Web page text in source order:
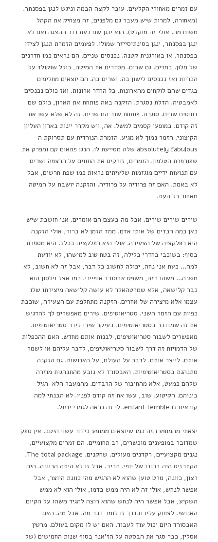
עם זמרים מאחורי הקלעים. עובר לקצה הבמה וניגש לנגן בפסנתר.
(מאחורה, למרות שיש מעבר גם מלפנים, זה מצחיק את הקהל
משום מה. אולי זה מוקלט). הוא ינגן שם כעת רוב ההצגה ואם לא
ינגן בפסנתר, ינגן בסינתיסייזר שמולו. לפעמים הזמרת תנגן לצידו
בפסנתר. או באורגנית קטנה. נכנסים שניים. הם נראים כמו חדרנים
של מלון. במדים. גם שרים. מסדרים את המיטה, כולל שוקולד על
הכריות ואז נכנסים לישון בה. ושרים בה. הם יוצאים מחליפים
בגדים שהם לוקחים מהארונות. כל החדר ארונות. ואז כולם נכנסים
לאמבטיה. הדלת נסגרת. הזקנה באה פותחת את הארון, כולם שם
דחוסים שרים. סוגרת. פותחת שוב הם שרים. זה לא שלא עשו את
זה קודם. במופעי קסמים למשל. אה, ויש מקרר יינות בארון העליון
הקיצוני. הזמר נמוך לא מגיע. הזמרת הנורדית עם תסרוקת ה-
absolutely fabulous שלה מסייעת לו. הנגן פתאום קם ומפרק את
שפורפרת הטלפון. הזמרים, זורקים את התווים על הרצפה ושרים
עם תנועות ידיים מוגזמות שלעיתים נראות כמו שפת חרשים, אבל
לא באמת. האם זה פרודיה על פרודיה. והזקנה יושבת על המיטה
מאחור כל העת.
שירים שירים שירים. אבל מה בעצם הם אומרים. אני חושבת שיש
כאן כמה רבדים של אותו אדם. ממד הזמן לא ברור, אולי הזקנה
היא רפלקציה של הצעירה. אולי היא רפלקציה בכלל. היא מספרת
בסוף: בשוכבי בחדרי בלילה, זה בטח טוב למישהו, לא יודעת
למה… כעת אני נחה, יכולה לחשוב כל דבר, אבל זה לא חשוב, לא
משנה… משהו כזה, משפט אבסורד אופייני. כמו אצל וילסון הוא
כבר קלישאה, אלא שמרטהאלר לא עושה קלישאה מיצירתו שלו
עצמו אלא מיצירה של אחרים. הזקנה מתחלפת עם הצעירה, שוכבת
כפיות עם הזמר השני. סטריאוטיפים. שירים מאפשרים לך להדגיש
את זה שמדובר בסטריאוטיפים. בעיקר שירי לידר סטריאוטיפים.
מאפשרים לשבור סטריאוטיפים, לבנות אותם מחדש. האם ההכפלות
של הדמויות זה דרך לשבור סטריאוטיפים, לדבר עליהם או לשמר
אותם. לייצר אותם. לדבר על העולם, על האנושות. גם הזקנה
מתנהגת בסטריאוטיפיות. האבסורד לא נובע מהתנהגות מוזרה
שלהם כמעט, אלא מהחיבור של הרבדים. מהמעבר הלא-רגיל
ביניהם. הקיטוע. שוב, עשו את זה קודם לפניו. לא הבנתי למה
קוראים לו enfant terrible. לי זה נראה לגמרי יוזול.
יצאתי מהמופע הזה כמו שיוצאים ממופע בידור עשוי היטב. אין ספק
שמדובר במופענים מוכשרים, רב תחומיים. הם זמרים מקצועיים,
נגנים מקצועיים, רקדנים מעולים. שחקנים. The total package.
הקתרזיס היה ברובו של יופי. חביב. אבל זו לא היתה הכוונה. היה
רצון, כוונה, מרט טוען שהוא לא הרגיש מהי כוונת היוצר, אבל
אפשר לנחש, אולי זה לא היה ממש בדמו, אולי הוא לא ממש
השקיע, אבל אפשר היה לנחש שהוא רוצה להגיד משהו על הקיום
האנושי. לצחוק עליו ובדרך זו לומר דבר מה. אבל מה. האם
האבסורד היום יכול עוד לעבוד. האם יש לו מקום בעולם. מרטין
אסלין, כבר סגר את הבסטה על הז'אנר בסוף שנות החמישים (של